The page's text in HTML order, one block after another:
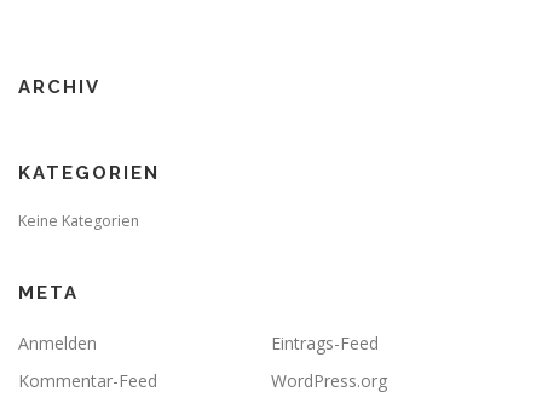
ARCHIV
KATEGORIEN
Keine Kategorien
META
Anmelden
Eintrags-Feed
Kommentar-Feed
WordPress.org